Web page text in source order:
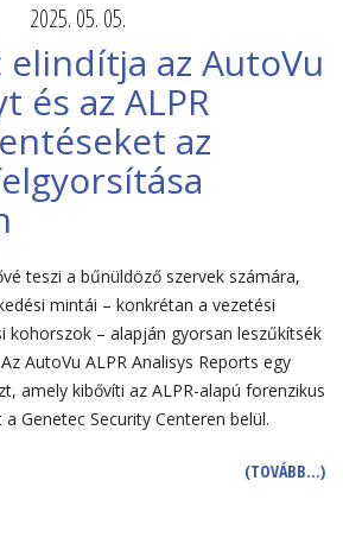
2025. 05. 05.
elindítja az AutoVu
és az ALPR
az
teszi a bűnüldöző szervek számára,
mintái – konkrétan a vezetési
kohorszok – alapján gyorsan leszűkítsék
AutoVu ALPR Analisys Reports egy
amely kibővíti az ALPR-alapú forenzikus
Genetec Security Centeren belül.
(TOVÁBB…)